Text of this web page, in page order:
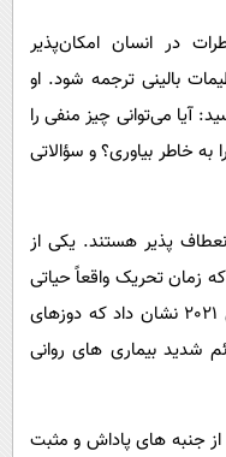
در انسان امکان‌پذیر
بالینی ترجمه شود. او
آیا می‌توانی چیز منفی را
به خاطر بیاوری؟ و سؤالاتی
پذیر هستند. یکی از
زمان تحریک واقعاً حیاتی
بود. به عنوان مثال، یک مطالعه در سال 2021 نشان داد که دوزهای
شدید بیماری های روانی
از جنبه های پاداش و مثبت